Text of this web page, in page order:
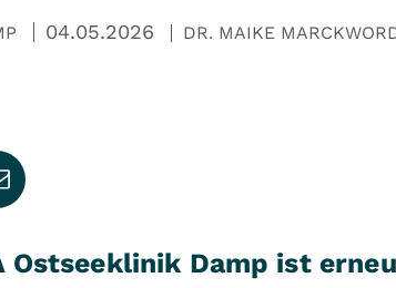
04.05.2026 DR. MAIKE
Ostseeklinik Damp ist